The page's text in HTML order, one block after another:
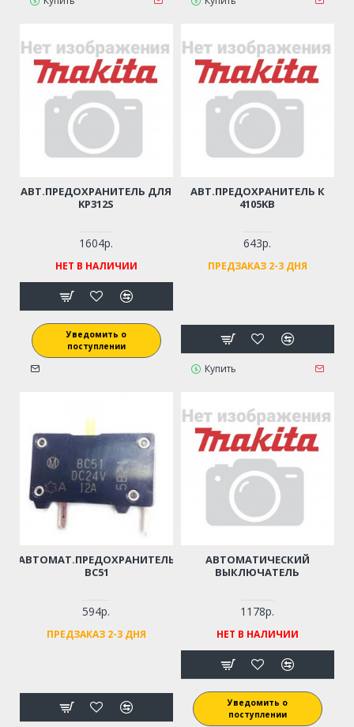
АВТ.ПРЕДОХРАНИТЕЛЬ ДЛЯ
KP312S
1604р.
НЕТ В НАЛИЧИИ
Уведомить о
поступлении
АВТ.ПРЕДОХРАНИТЕЛЬ К
4105KB
643р.
ПРЕДЗАКАЗ 2-3 ДНЯ
Купить
АВТОМАТ.ПРЕДОХРАНИТЕЛЬ
BC51
594р.
ПРЕДЗАКАЗ 2-3 ДНЯ
АВТОМАТИЧЕСКИЙ
ВЫКЛЮЧАТЕЛЬ
1178р.
НЕТ В НАЛИЧИИ
Уведомить о
поступлении